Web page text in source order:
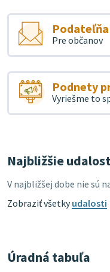
Pre občanov
Podnety
Vyriešme to
Najbližšie
V najbližšej dobe nie sú
Zobraziť všetkyudalosti
Úradná tabuľa